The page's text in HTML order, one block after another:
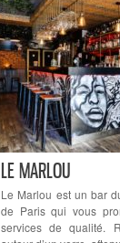
LE MARLOU
Le Marlou est un bar
de Paris qui vous
services de qualité.